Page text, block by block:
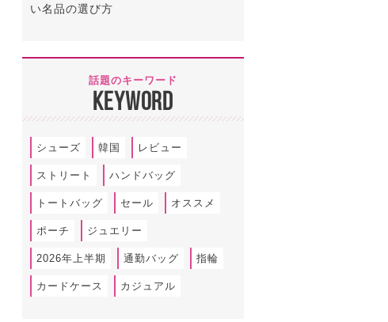
い名品の選び方
話題のキーワード
KEYWORD
シューズ 韓国 レビュー
ストリート ハンドバッグ
トートバッグ セール オススメ
ポーチ ジュエリー
2026年上半期 通勤バッグ 指輪
カードケース カジュアル